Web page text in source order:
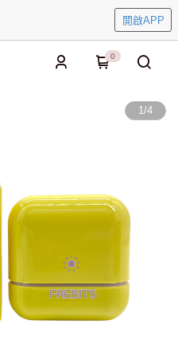
開啟APP
0
1/4